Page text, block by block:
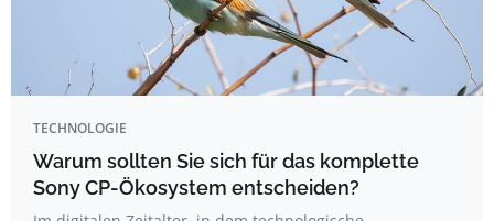
TECHNOLOGIE
Warum sollten Sie sich für das komplette
Sony CP-Ökosystem entscheiden?